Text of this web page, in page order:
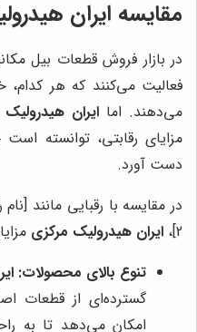
مقایسه ایران
در بازار فروش قطعات بیل
فعالیت می‌کنند که هر کدام،
می‌دهند. اماایران
مزایای رقابتی، توانسته است
دست آورد.
2]، ایران هیدرولیک مرکزی
تنوع بالای محصولات:
گسترده‌ای از قطعات
امکان می‌دهد تا به